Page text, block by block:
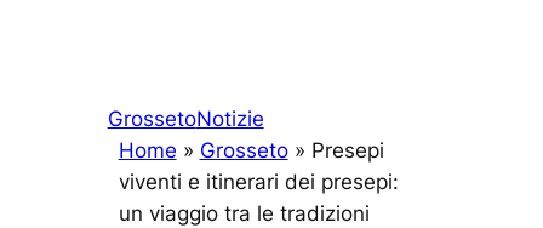
GrossetoNotizie
Home » Grosseto» Presepi
viventi e itinerari dei presepi:
un viaggio tra le tradizioni